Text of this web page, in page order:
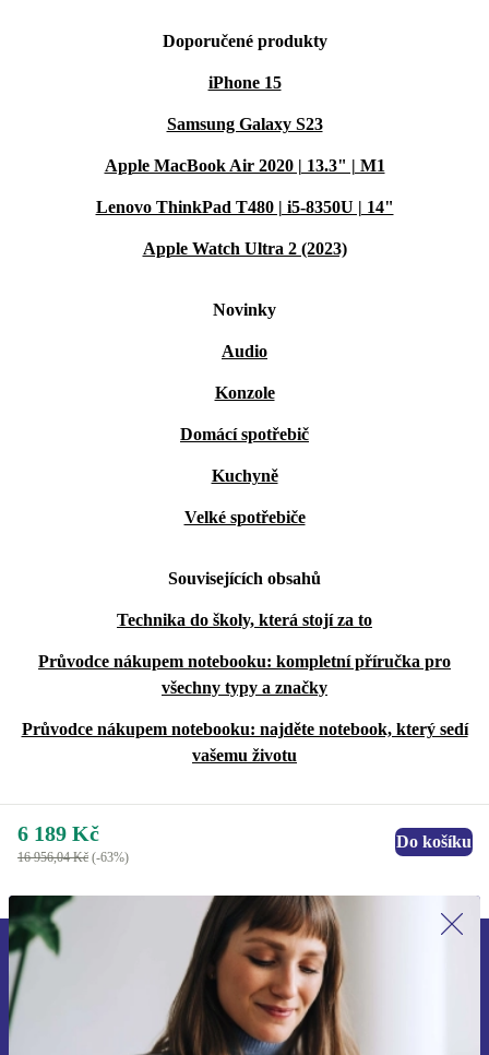
Doporučené produkty
iPhone 15
Samsung Galaxy S23
Apple MacBook Air 2020 | 13.3" | M1
Lenovo ThinkPad T480 | i5-8350U | 14"
Apple Watch Ultra 2 (2023)
Novinky
Audio
Konzole
Domácí spotřebič
Kuchyně
Velké spotřebiče
Souvisejících obsahů
Technika do školy, která stojí za to
Průvodce nákupem notebooku: kompletní příručka pro
všechny typy a značky
Průvodce nákupem notebooku: najděte notebook, který sedí
vašemu životu
6 189 Kč
16 956,04 Kč (-63%)
Do košíku
Přihlas se k odběru našich novinek a
ušetři 400 Kč!
Už nikdy nepromeškej žádnou nabídku.